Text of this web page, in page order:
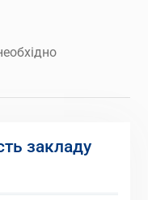
закладу